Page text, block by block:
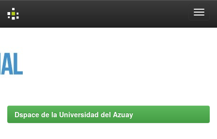
Dspace de la Universidad del Azuay